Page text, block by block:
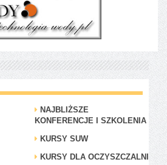
NAJBLIŻSZE
KONFERENCJE I SZKOLENIA
KURSY SUW
KURSY DLA OCZYSZCZALNI